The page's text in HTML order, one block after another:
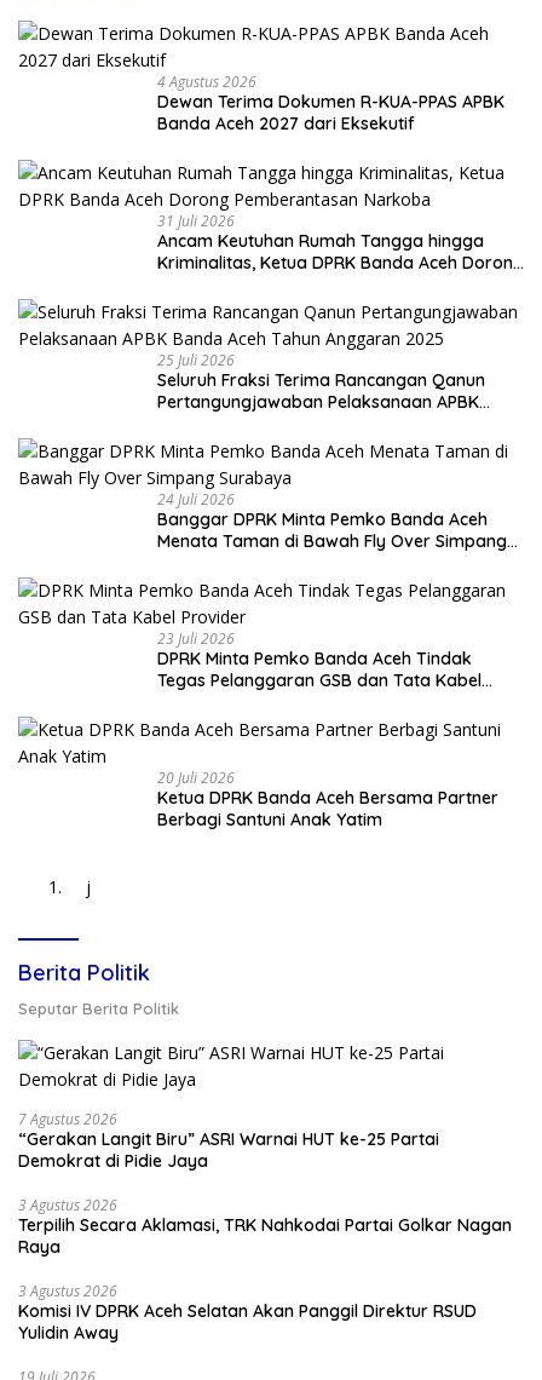
4 Agustus 2026
Dewan Terima Dokumen R-KUA-PPAS APBK
Banda Aceh 2027 dari Eksekutif
31 Juli 2026
Ancam Keutuhan Rumah Tangga hingga
Kriminalitas, Ketua DPRK Banda Aceh Dorong
25 Juli 2026
Seluruh Fraksi Terima Rancangan Qanun
Pertangungjawaban Pelaksanaan APBK
24 Juli 2026
Banggar DPRK Minta Pemko Banda Aceh
Menata Taman di Bawah Fly Over Simpang
23 Juli 2026
DPRK Minta Pemko Banda Aceh Tindak
Tegas Pelanggaran GSB dan Tata Kabel
20 Juli 2026
Ketua DPRK Banda Aceh Bersama Partner
Berbagi Santuni Anak Yatim
j
Berita Politik
Seputar Berita Politik
7 Agustus 2026
“Gerakan Langit Biru” ASRI Warnai HUT ke-25 Partai
Demokrat di Pidie Jaya
3 Agustus 2026
Terpilih Secara Aklamasi, TRK Nahkodai Partai Golkar Nagan
Raya
3 Agustus 2026
Komisi IV DPRK Aceh Selatan Akan Panggil Direktur RSUD
Yulidin Away